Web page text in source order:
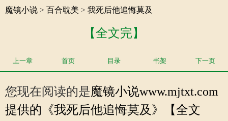
魔镜小说 > 百合耽美 > 我死后他追悔莫及
【全文完】
上一章 首页 目录 书架 下一页
您现在阅读的是魔镜小说www.mjtxt.com
提供的《我死后他追悔莫及》【全文